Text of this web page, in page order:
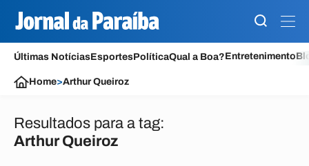
Últimas NotíciasEsportesPolíticaQual a Boa?Entretenimento
Home>Arthur Queiroz
Resultados para a tag:
Arthur Queiroz